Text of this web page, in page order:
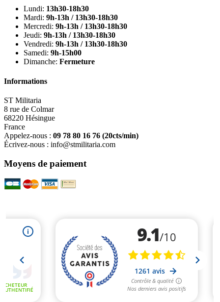
Lundi: 13h30-18h30
Mardi: 9h-13h / 13h30-18h30
Mercredi: 9h-13h / 13h30-18h30
Jeudi: 9h-13h / 13h30-18h30
Vendredi: 9h-13h / 13h30-18h30
Samedi: 9h-15h00
Dimanche: Fermeture
Informations
ST Militaria
8 rue de Colmar
68220 Hésingue
France
Appelez-nous : 09 78 80 16 76 (20cts/min)
Écrivez-nous : info@stmilitaria.com
Moyens de paiement